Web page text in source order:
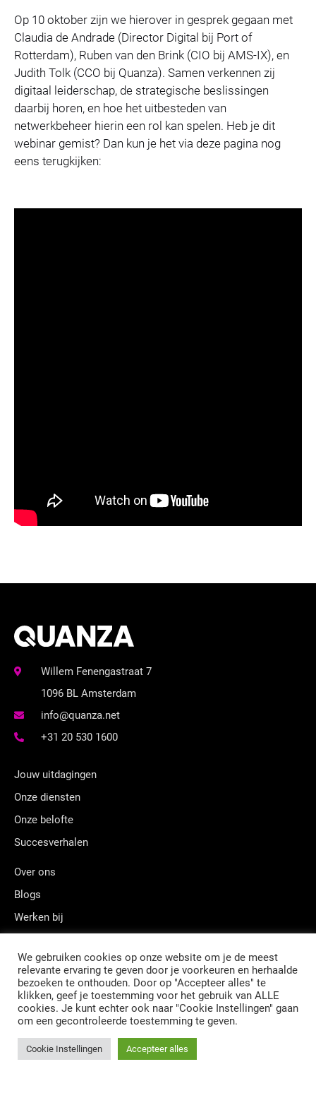
Op 10 oktober zijn we hierover in gesprek gegaan met
Claudia de Andrade (Director Digital bij Port of
Rotterdam), Ruben van den Brink (CIO bij AMS-IX), en
Judith Tolk (CCO bij Quanza). Samen verkennen zij
digitaal leiderschap, de strategische beslissingen
daarbij horen, en hoe het uitbesteden van
netwerkbeheer hierin een rol kan spelen. Heb je dit
webinar gemist? Dan kun je het via deze pagina nog
eens terugkijken:
Willem Fenengastraat 7
1096 BL Amsterdam
info@quanza.net
+31 20 530 1600
Jouw uitdagingen
Onze diensten
Onze belofte
Succesverhalen
Over ons
Blogs
Werken bij
Postadres: Postbus 12248, 1100 AE, Amsterdam
Kamer van Koophandel Amsterdam: 34160592
BTW nummer: NL810302202B01
© QUANZA B.V. ALGEMENE VOORWAARDEN
SCHRIJF JE IN VOOR DE NIEUWSBRIEF
We gebruiken cookies op onze website om je de meest
relevante ervaring te geven door je voorkeuren en herhaalde
bezoeken te onthouden. Door op "Accepteer alles" te
klikken, geef je toestemming voor het gebruik van ALLE
cookies. Je kunt echter ook naar "Cookie Instellingen" gaan
om een gecontroleerde toestemming te geven.
Cookie Instellingen Accepteer alles